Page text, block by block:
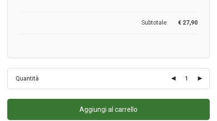
Subtotale: € 27,90
Quantità
Aggiungi al carrello